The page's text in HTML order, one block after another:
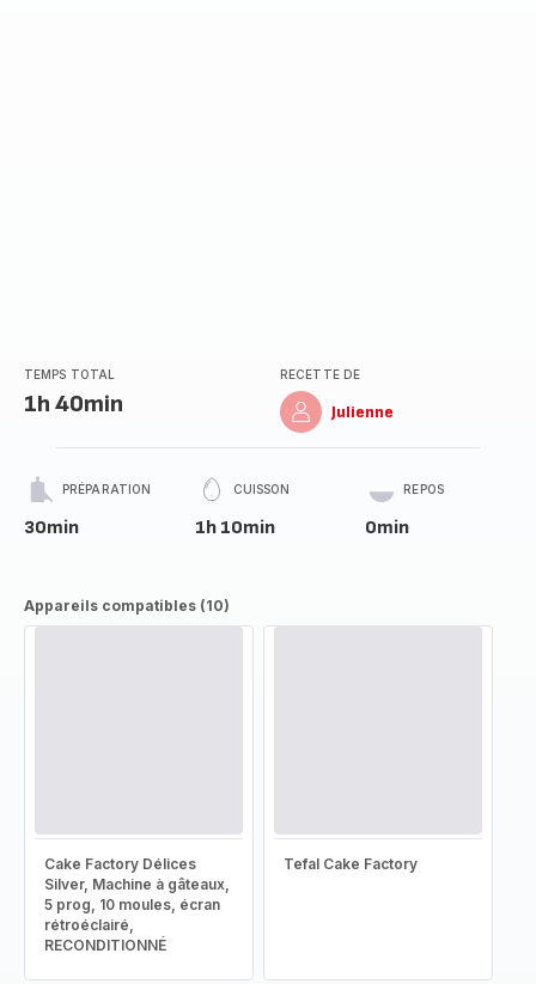
TEMPS TOTAL
1h 40min
RECETTE DE
Julienne
PRÉPARATION
30min
CUISSON
1h 10min
REPOS
0min
Appareils compatibles (10)
Cake Factory Délices
Silver, Machine à gâteaux,
5 prog, 10 moules, écran
rétroéclairé,
RECONDITIONNÉ
Tefal Cake Factory